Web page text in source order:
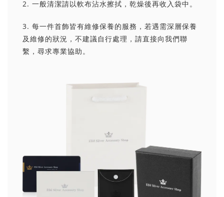
2. 一般清潔請以軟布沾水擦拭，乾燥後再收入袋中。
3. 每一件首飾皆有維修保養的服務，若遇需深層保養
及維修的狀況，不建議自行處理，請直接向我們聯
繫，尋求專業協助。